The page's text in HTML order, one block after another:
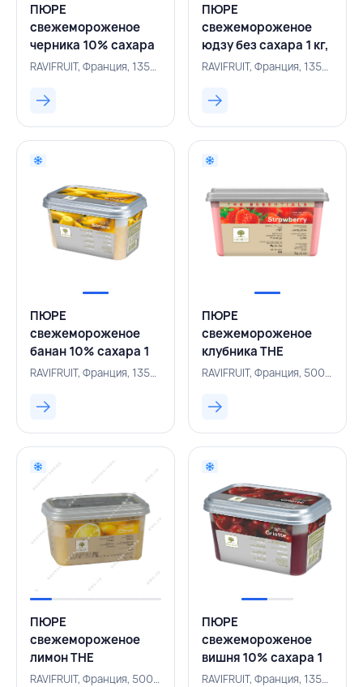
ПЮРЕ
свежемороженое
черника 10% сахара
1 кг, RAVIFRUIT,
RAVIFRUIT, Франция, 135000173
ПЮРЕ
свежемороженое
юдзу без сахара 1 кг,
RAVIFRUIT, ФРАНЦИЯRAVIFRUIT, Франция, 135000176
ПЮРЕ
свежемороженое
банан 10% сахара 1
кг,RAVIFRUIT,ФРАНЦИЯRAVIFRUIT, Франция, 135000163
ПЮРЕ
свежемороженое
клубника THE
ESSENTIALS 10%
RAVIFRUIT, ФРАНЦИЯ
RAVIFRUIT, Франция, 500003493
ПЮРЕ
свежемороженое
лимон THE
ESSENTIALS 10%
RAVIFRUIT, Франция, 500003500
ПЮРЕ
свежемороженое
вишня 10% сахара 1
кг,RAVIFRUIT,ФРАНЦИЯRAVIFRUIT, Франция, 135000157